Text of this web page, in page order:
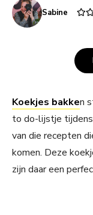
Sabine
Koekjes bakken
to do-lijstje tijdens
van die recepten
komen. Deze
zijn daar een